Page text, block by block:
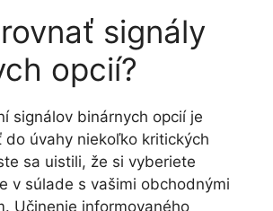
signály
opcií?
signálov binárnych opcií je
do úvahy niekoľko kritických
sa uistili, že si vyberiete
v súlade s vašimi obchodnými
Učinenie informovaného